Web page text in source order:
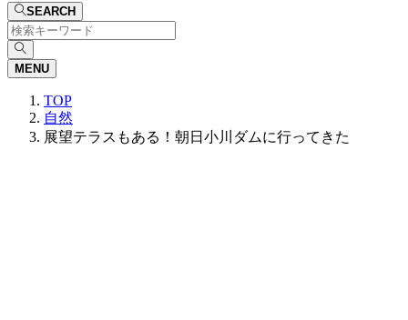
SEARCH
MENU
TOP
自然
展望テラスもある！朝日小川ダムに行ってきた